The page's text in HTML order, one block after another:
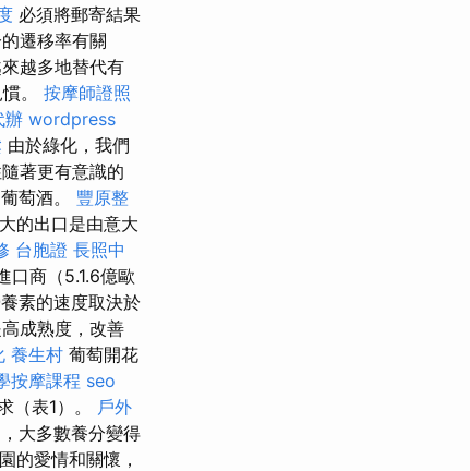
必須將郵寄結果
遷移率有關
越多地替代有
。 按摩師證照
辦 wordpress
由於綠化，我們
著更有意識的
萄酒。 豐原整
的出口是由意大
台胞證 長照中
口商（5.1.6億歐
素的速度取決於
成熟度，改善
養生村 葡萄開花
按摩課程 seo
（表1）。 戶外
大多數養分變得
的愛情和關懷，